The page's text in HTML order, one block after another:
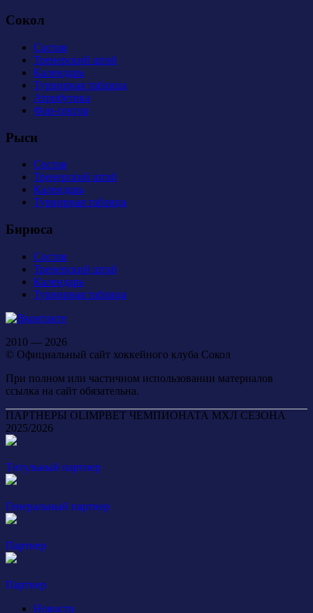
Сокол
Состав
Тренерский штаб
Календарь
Турнирная таблица
Атрибутика
Фан-сектор
Рыси
Состав
Тренерский штаб
Календарь
Турнирная таблица
Бирюса
Состав
Тренерский штаб
Календарь
Турнирная таблица
2010 — 2026
© Официальный сайт хоккейного клуба Сокол
При полном или частичном использовании материалов
ссылка на сайт обязательна.
ПАРТНЕРЫ OLIMPBET ЧЕМПИОНАТА МХЛ СЕЗОНА
2025/2026
Титульный партнер
Генеральный партнер
Партнер
Партнер
Новости